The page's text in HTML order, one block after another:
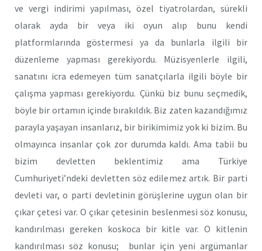
ve vergi indirimi yapılması, özel tiyatrolardan, sürekli
olarak ayda bir veya iki oyun alıp bunu kendi
platformlarında göstermesi ya da bunlarla ilgili bir
düzenleme yapması gerekiyordu. Müzisyenlerle ilgili,
sanatını icra edemeyen tüm sanatçılarla ilgili böyle bir
çalışma yapması gerekiyordu. Çünkü biz bunu seçmedik,
böyle bir ortamın içinde bırakıldık. Biz zaten kazandığımız
parayla yaşayan insanlarız, bir birikimimiz yok ki bizim. Bu
olmayınca insanlar çok zor durumda kaldı. Ama tabii bu
bizim devletten beklentimiz ama Türkiye
Cumhuriyeti’ndeki devletten söz edilemez artık. Bir parti
devleti var, o parti devletinin görüşlerine uygun olan bir
çıkar çetesi var. O çıkar çetesinin beslenmesi söz konusu,
kandırılması gereken koskoca bir kitle var. O kitlenin
kandırılması söz konusu; bunlar için yeni argümanlar